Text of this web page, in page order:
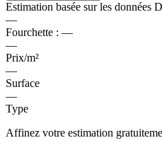
Estimation basée sur les données
—
Fourchette : —
—
Prix/m²
—
Surface
—
Type
Affinez votre estimation